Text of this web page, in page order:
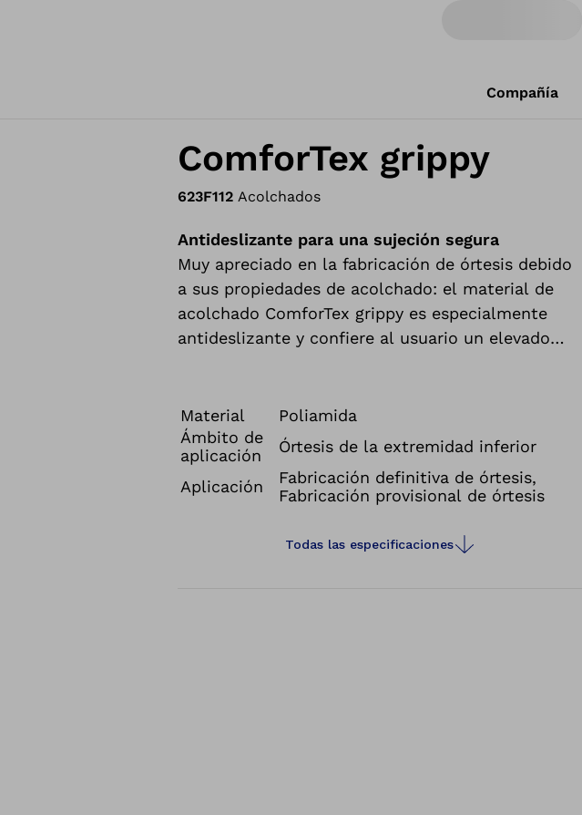
Compañía
ComforTex grippy
623F112 Acolchados
Antideslizante para una sujeción segura
Muy apreciado en la fabricación de órtesis debido
a sus propiedades de acolchado: el material de
acolchado ComforTex grippy es especialmente
antideslizante y confiere al usuario un elevado
Material
Poliamida
Ámbito de
aplicación
Órtesis de la extremidad inferior
Aplicación
Fabricación definitiva de órtesis,
Fabricación provisional de órtesis
Todas las especificaciones